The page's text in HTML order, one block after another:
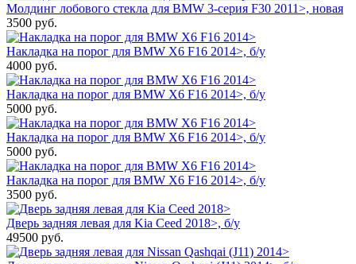
Молдинг лобового стекла для BMW 3-серия F30 2011>, новая
3500 руб.
Накладка на порог для BMW X6 F16 2014>, б/у
4000 руб.
Накладка на порог для BMW X6 F16 2014>, б/у
5000 руб.
Накладка на порог для BMW X6 F16 2014>, б/у
5000 руб.
Накладка на порог для BMW X6 F16 2014>, б/у
3500 руб.
Дверь задняя левая для Kia Ceed 2018>, б/у
49500 руб.